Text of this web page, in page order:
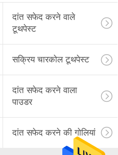
दांत सफेद करने वाले
टूथपेस्ट
सक्रिय चारकोल टूथपेस्ट
दांत सफेद करने वाला
पाउडर
दांत सफेद करने की गोलियां